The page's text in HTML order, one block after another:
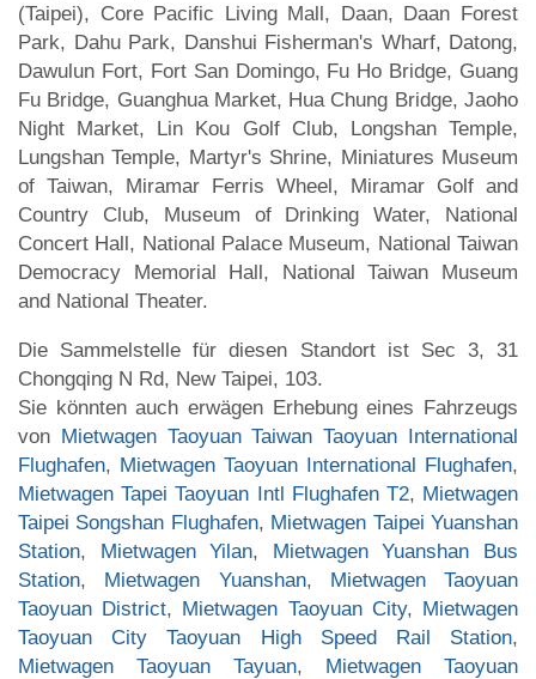
(Taipei), Core Pacific Living Mall, Daan, Daan Forest
Park, Dahu Park, Danshui Fisherman's Wharf, Datong,
Dawulun Fort, Fort San Domingo, Fu Ho Bridge, Guang
Fu Bridge, Guanghua Market, Hua Chung Bridge, Jaoho
Night Market, Lin Kou Golf Club, Longshan Temple,
Lungshan Temple, Martyr's Shrine, Miniatures Museum
of Taiwan, Miramar Ferris Wheel, Miramar Golf and
Country Club, Museum of Drinking Water, National
Concert Hall, National Palace Museum, National Taiwan
Democracy Memorial Hall, National Taiwan Museum
and National Theater.
Die Sammelstelle für diesen Standort ist Sec 3, 31
Chongqing N Rd, New Taipei, 103.
Sie könnten auch erwägen Erhebung eines Fahrzeugs
von Mietwagen Taoyuan Taiwan Taoyuan International
Flughafen, Mietwagen Taoyuan International Flughafen,
Mietwagen Tapei Taoyuan Intl Flughafen T2, Mietwagen
Taipei Songshan Flughafen, Mietwagen Taipei Yuanshan
Station, Mietwagen Yilan, Mietwagen Yuanshan Bus
Station, Mietwagen Yuanshan, Mietwagen Taoyuan
Taoyuan District, Mietwagen Taoyuan City, Mietwagen
Taoyuan City Taoyuan High Speed Rail Station,
Mietwagen Taoyuan Tayuan, Mietwagen Taoyuan